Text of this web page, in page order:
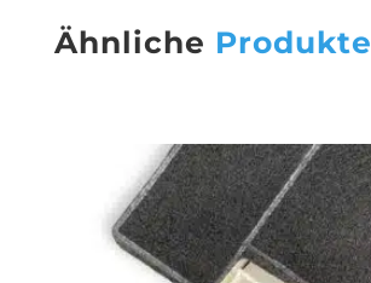
Ähnliche Produkte